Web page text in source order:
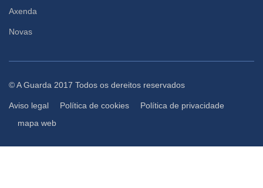
Axenda
Novas
© A Guarda 2017 Todos os dereitos reservados
Aviso legal Política de cookies
Política de privacidade
mapa web